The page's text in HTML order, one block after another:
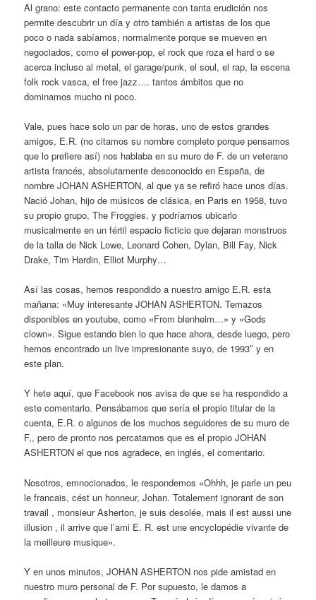
Al grano: este contacto permanente con tanta erudición nos
permite descubrir un día y otro también a artistas de los que
poco o nada sabíamos, normalmente porque se mueven en
negociados, como el power-pop, el rock que roza el hard o se
acerca incluso al metal, el garage/punk, el soul, el rap, la escena
folk rock vasca, el free jazz…. tantos ámbitos que no
dominamos mucho ni poco.
Vale, pues hace solo un par de horas, uno de estos grandes
amigos, E.R. (no citamos su nombre completo porque pensamos
que lo prefiere así) nos hablaba en su muro de F. de un veterano
artista francés, absolutamente desconocido en España, de
nombre JOHAN ASHERTON, al que ya se refiró hace unos días.
Nació Johan, hijo de músicos de clásica, en Paris en 1958, tuvo
su propio grupo, The Froggies, y podríamos ubicarlo
musicalmente en un fértil espacio ficticio que dejaran monstruos
de la talla de Nick Lowe, Leonard Cohen, Dylan, Bill Fay, Nick
Drake, Tim Hardin, Elliot Murphy…
Así las cosas, hemos respondido a nuestro amigo E.R. esta
mañana: «Muy interesante JOHAN ASHERTON. Temazos
disponibles en youtube, como «From blenheim…» y «Gods
clown». Sigue estando bien lo que hace ahora, desde luego, pero
hemos encontrado un live impresionante suyo, de 1993″ y en
este plan.
Y hete aquí, que Facebook nos avisa de que se ha respondido a
este comentario. Pensábamos que sería el propio titular de la
cuenta, E.R. o algunos de los muchos seguidores de su muro de
F,, pero de pronto nos percatamos que es el propio JOHAN
ASHERTON el que nos agradece, en inglés, el comentario.
Nosotros, emnocionados, le respondemos «Ohhh, je parle un peu
le francais, cést un honneur, Johan. Totalement ignorant de son
travail , monsieur Asherton, je suis desolée, mais il est aussi une
illusion , il arrive que l’ami E. R. est une encyclopédie vivante de
la meilleure musique».
Y en unos minutos, JOHAN ASHERTON nos pide amistad en
nuestro muro personal de F. Por supuesto, le damos a